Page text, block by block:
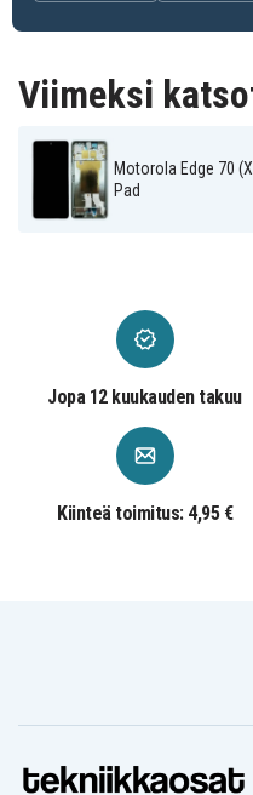
Viimeksi
Motorola Edge 70
Pad
Jopa 12 kuukauden takuu
Kiinteä toimitus: 4,95 €